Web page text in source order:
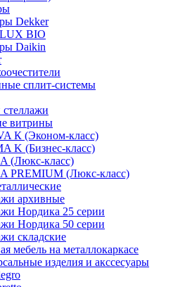
Dekker
BIO
Daikin
сплит-системы
стеллажи
витрины
К (Эконом-класс)
K (Бизнес-класс)
(Люкс-класс)
PREMIUM (Люкс-класс)
архивные
Нордика 25 серии
Нордика 50 серии
складские
мебель на металлокаркасе
изделия и акссесуары